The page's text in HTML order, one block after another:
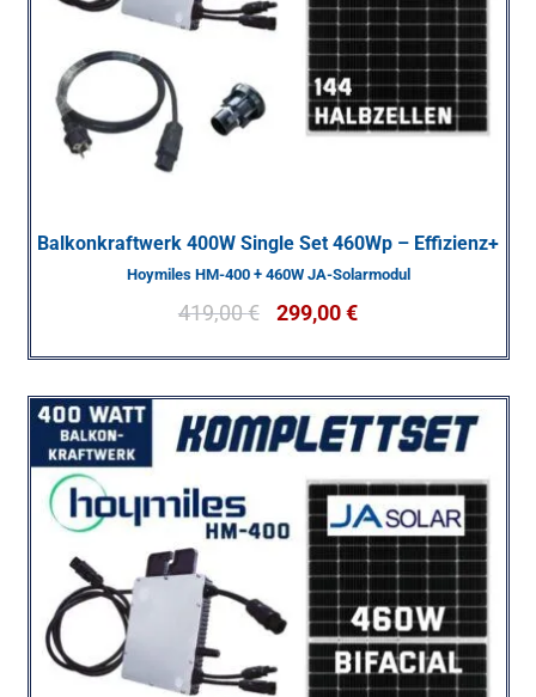
Balkonkraftwerk 400W Single Set 460Wp – Effizienz+
Hoymiles HM-400 + 460W JA-Solarmodul
419,00€ 299,00€